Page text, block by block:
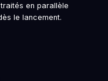
en parallèle
le lancement.